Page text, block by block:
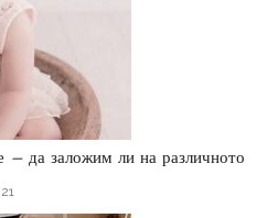
– да заложим ли на различното